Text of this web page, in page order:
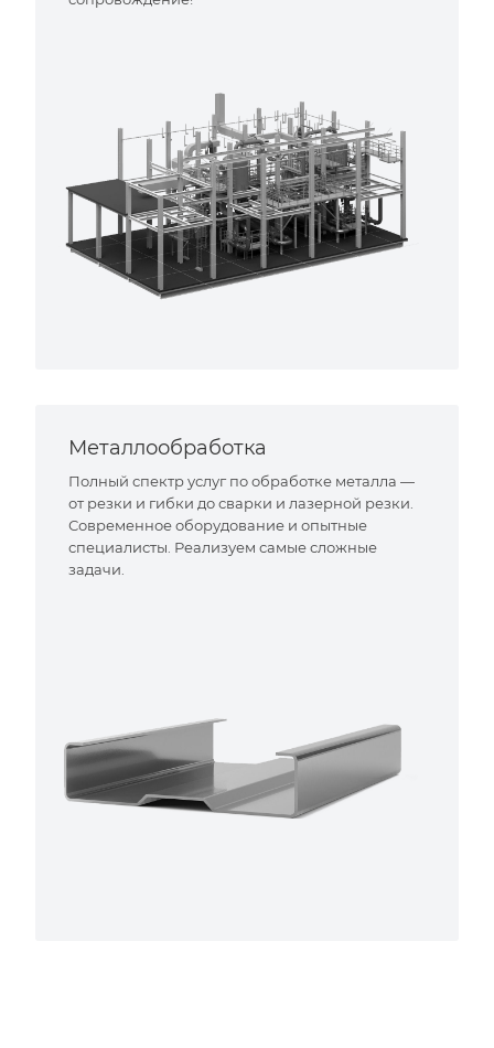
Металлообработка
Полный спектр услуг по обработке металла —
от резки и гибки до сварки и лазерной резки.
Современное оборудование и опытные
специалисты. Реализуем самые сложные
задачи.